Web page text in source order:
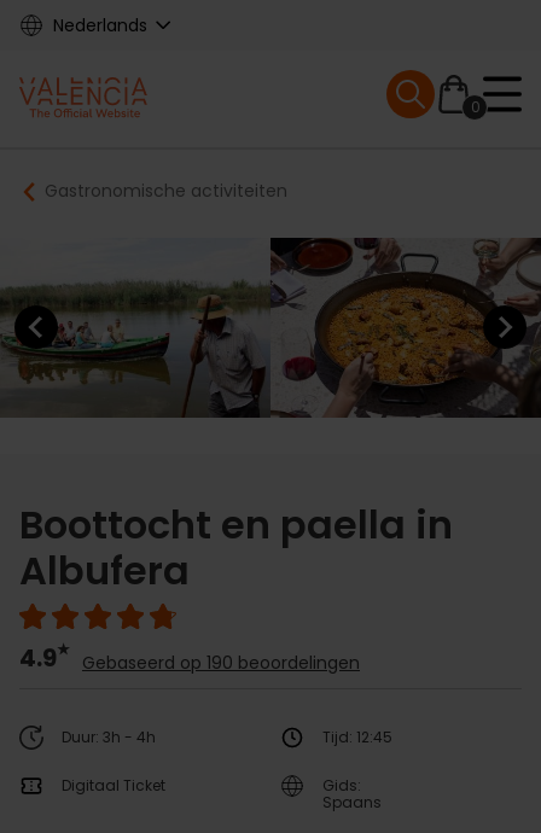
Skip
content
Nederlands
Main
navigation
0
Mobile menu
Breadcrumb
Gastronomische activiteiten
Previous element Next
Boottocht en paella in
Albufera
4.9 Gebaseerd op 190 beoordelingen
Duur: 3h - 4h Tijd: 12:45
Digitaal Ticket
Gids:
Spaans